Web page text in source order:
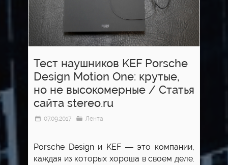
Тест наушников KEF Porsche
Design Motion One: крутые,
но не высокомерные / Cтатья
сайта stereo.ru
07.09.2017 Лента
Porsche Design и KEF — это компании,
каждая из которых хороша в своем деле.